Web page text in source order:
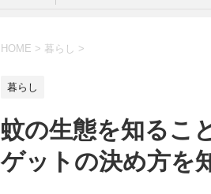
HOME > 暮らし >
暮らし
蚊の生態を知るこ
ゲットの決め方を